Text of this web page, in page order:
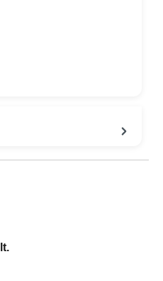
van 3 van de 5 sterren